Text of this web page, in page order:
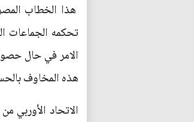
هذا الخطاب
تحكمه الجماعات
الامر في حال
هذه المخاوف
الاتحاد الأوربي